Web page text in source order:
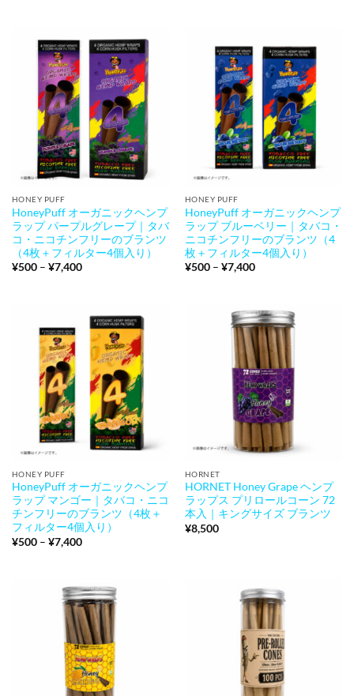
¥7,400
¥7,400
HONEY PUFF
HoneyPuff オーガニックヘンプ
ラップ パープルグレープ｜タバ
コ・ニコチンフリーのブランツ
（4枚＋フィルター4個入り）
¥500 – ¥7,400価
¥7,400
HONEY PUFF
HoneyPuff オーガニックヘンプ
ラップ ブルーベリー｜タバコ・
ニコチンフリーのブランツ（4
枚＋フィルター4個入り）
¥500 – ¥7,400価
¥7,400
HONEY PUFF
HoneyPuff オーガニックヘンプ
ラップ マンゴー｜タバコ・ニコ
チンフリーのブランツ（4枚＋
フィルター4個入り）
¥500 – ¥7,400価
¥7,400
HORNET
HORNET Honey Grape ヘンプ
ラップス プリロールコーン 72
本入｜キングサイズ ブランツ
¥8,500